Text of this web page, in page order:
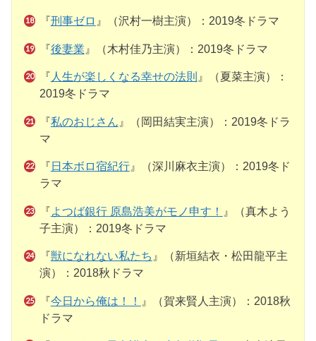
『刑事ゼロ 』（沢村一樹主演）：2019冬ドラマ
『後妻業 』（木村佳乃主演）：2019冬ドラマ
『 人生が楽しくなる幸せの法則 』（夏菜主演）：
2019冬ドラマ
『私のおじさん 』（岡田結実主演）：2019冬ドラ
マ
『 日本ボロ宿紀行』（深川麻衣主演）：2019冬ド
ラマ
『よつば銀行 原島浩美がモノ申す！
』（真木よう
子主演）：2019冬ドラマ
『獣になれない私たち 』（新垣結衣・松田龍平主
演）：2018秋ドラマ
『今日から俺は！！
』（賀来賢人主演）：2018秋
ドラマ